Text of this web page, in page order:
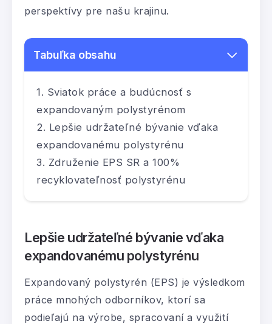
perspektívy pre našu krajinu.
Tabuľka obsahu
Sviatok práce a budúcnosť s
expandovaným polystyrénom
Lepšie udržateľné bývanie vďaka
expandovanému polystyrénu
Združenie EPS SR a 100%
recyklovateľnosť polystyrénu
Lepšie udržateľné bývanie vďaka
expandovanému polystyrénu
Expandovaný polystyrén (EPS) je výsledkom
práce mnohých odborníkov, ktorí sa
podieľajú na výrobe, spracovaní a využití